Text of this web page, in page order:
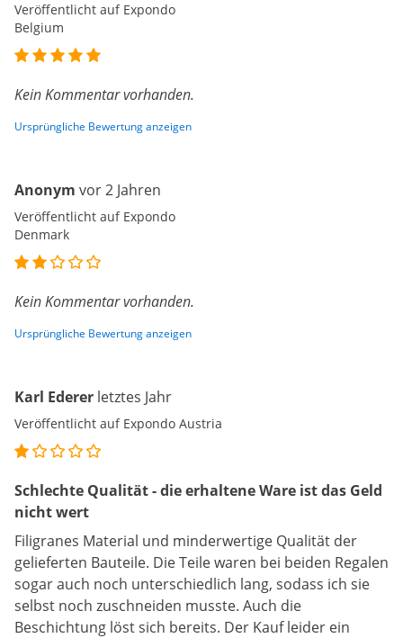
Veröffentlicht auf Expondo
Belgium
Kein Kommentar vorhanden.
Ursprüngliche Bewertung anzeigen
Anonym vor 2 Jahren
Veröffentlicht auf Expondo
Denmark
Kein Kommentar vorhanden.
Ursprüngliche Bewertung anzeigen
Karl Ederer letztes Jahr
Veröffentlicht auf Expondo Austria
Schlechte Qualität - die erhaltene Ware ist das Geld
nicht wert
Filigranes Material und minderwertige Qualität der
gelieferten Bauteile. Die Teile waren bei beiden Regalen
sogar auch noch unterschiedlich lang, sodass ich sie
selbst noch zuschneiden musste. Auch die
Beschichtung löst sich bereits. Der Kauf leider ein